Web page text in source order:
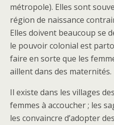
métropole). Elles sont
région de naissance
Elles doivent beaucoup se
le pouvoir colonial est
faire en sorte que les
aillent dans des maternités.
Il existe dans les villages
femmes à accoucher ; les
les convaincre d’adopter